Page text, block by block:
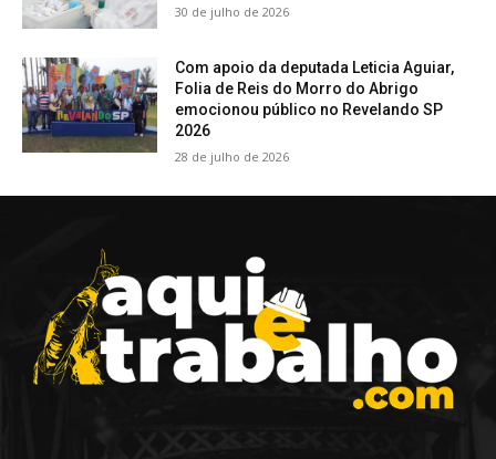
30 de julho de 2026
Com apoio da deputada Leticia Aguiar,
Folia de Reis do Morro do Abrigo
emocionou público no Revelando SP
2026
28 de julho de 2026